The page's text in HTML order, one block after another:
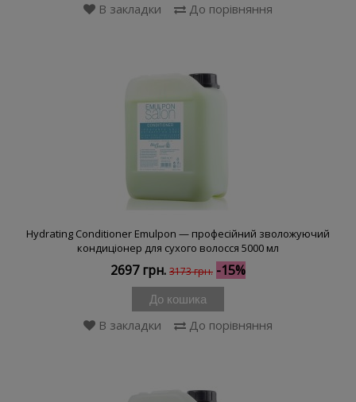
В закладки До порівняння
Hydrating Conditioner Emulpon — професійний зволожуючий
кондиціонер для сухого волосся 5000 мл
2697 грн. 3173 грн. -15%
До кошика
В закладки До порівняння